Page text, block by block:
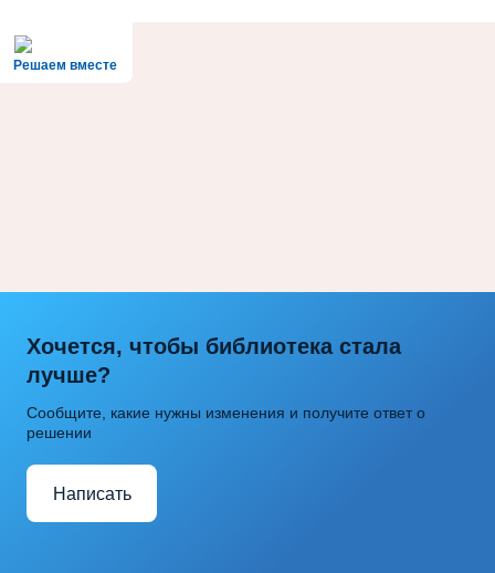
Решаем вместе
Хочется, чтобы библиотека стала
лучше?
Сообщите, какие нужны изменения и получите ответ о
решении
Написать